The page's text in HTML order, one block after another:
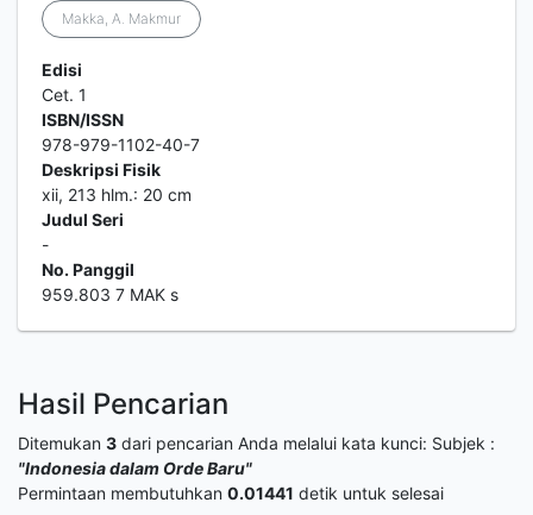
Makka, A. Makmur
Edisi
Cet. 1
ISBN/ISSN
978-979-1102-40-7
Deskripsi Fisik
xii, 213 hlm.: 20 cm
Judul Seri
-
No. Panggil
959.803 7 MAK s
Hasil Pencarian
Ditemukan 3 dari pencarian Anda melalui kata kunci: Subjek :
"Indonesia dalam Orde Baru"
Permintaan membutuhkan 0.01441 detik untuk selesai